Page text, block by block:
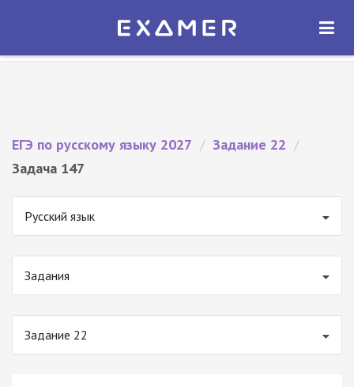
Экзамер — ЕГЭ 2027
ОТКРЫТЬ
ЕГЭ по русскому языку 2027 / Задание 22 /
Задача 147
Русский язык
Задания
Задание 22